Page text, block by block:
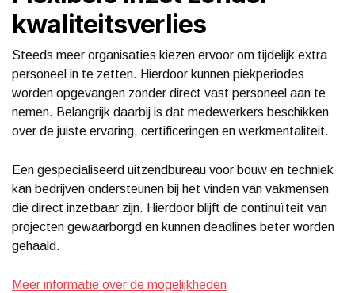
kwaliteitsverlies
Steeds meer organisaties kiezen ervoor om tijdelijk extra
personeel in te zetten. Hierdoor kunnen piekperiodes
worden opgevangen zonder direct vast personeel aan te
nemen. Belangrijk daarbij is dat medewerkers beschikken
over de juiste ervaring, certificeringen en werkmentaliteit.
Een gespecialiseerd uitzendbureau voor bouw en techniek
kan bedrijven ondersteunen bij het vinden van vakmensen
die direct inzetbaar zijn. Hierdoor blijft de continuïteit van
projecten gewaarborgd en kunnen deadlines beter worden
gehaald.
Meer informatie over de mogelijkheden